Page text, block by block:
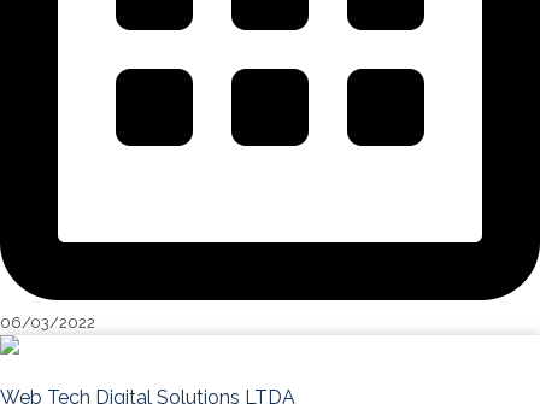
06/03/2022
Web Tech Digital Solutions LTDA